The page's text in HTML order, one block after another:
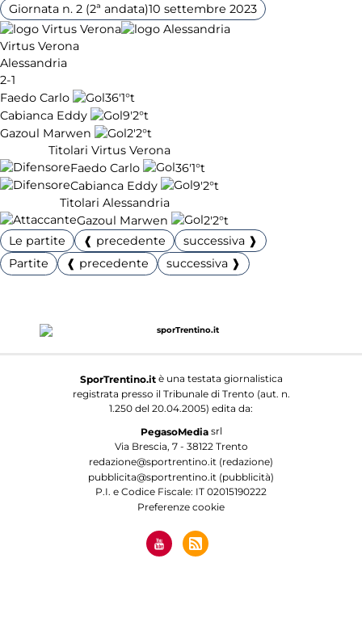
Giornata n. 2 (2ª andata)10 settembre 2023
Virtus Verona
Alessandria
2-1
Faedo Carlo
36'1°t
Cabianca Eddy
9'2°t
Gazoul Marwen
2'2°t
Titolari Virtus Verona
Faedo Carlo
36'1°t
Cabianca Eddy
9'2°t
Titolari Alessandria
Gazoul Marwen
2'2°t
Le partite
❰ precedente
successiva ❱
Partite
❰ precedente successiva ❱
SporTrentino.itè una testata giornalistica
registrata presso il Tribunale di Trento (aut. n.
1.250 del 20.04.2005) edita da:
PegasoMediasrl
Via Brescia, 7 - 38122 Trento
redazione@sportrentino.it (redazione)
pubblicita@sportrentino.it (pubblicità)
P.I. e Codice Fiscale: IT 02015190222
Preferenze cookie